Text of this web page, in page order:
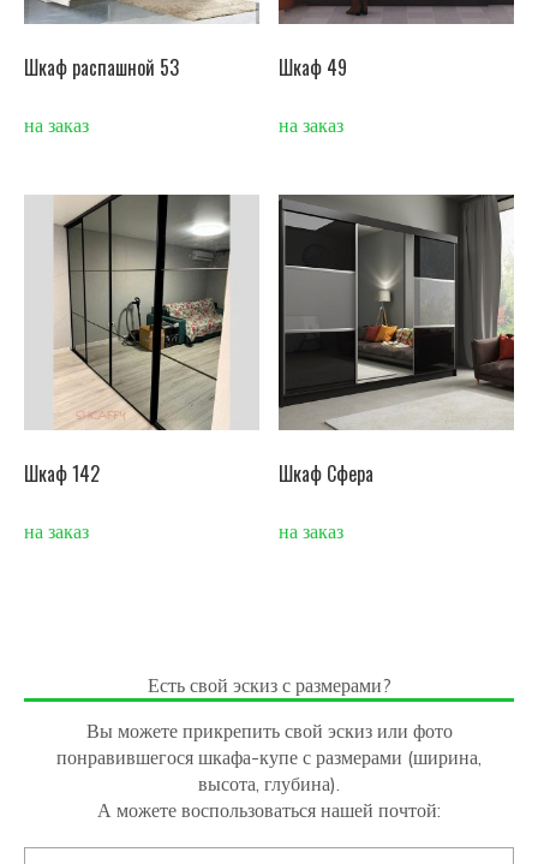
Шкаф распашной 53
на заказ
Шкаф 49
на заказ
Шкаф 142
на заказ
Шкаф Сфера
на заказ
Есть свой эскиз с размерами?
Вы можете прикрепить свой эскиз или фото
понравившегося шкафа-купе с размерами (ширина,
высота, глубина).
А можете воспользоваться нашей почтой: